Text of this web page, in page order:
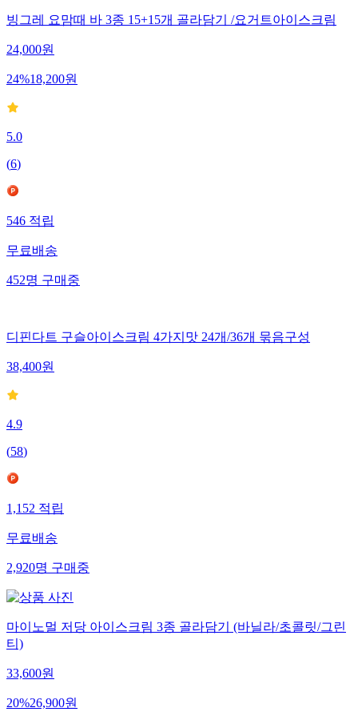
빙그레 요맘때 바 3종 15+15개 골라담기 /요거트아이스크림
24,000원
24%18,200원
5.0
(6)
546적립
무료배송
452명구매중
디핀다트 구슬아이스크림 4가지맛 24개/36개 묶음구성
38,400원
4.9
(58)
1,152적립
무료배송
2,920명구매중
마이노멀 저당 아이스크림 3종 골라담기 (바닐라/초콜릿/그린
티)
33,600원
20%26,900원